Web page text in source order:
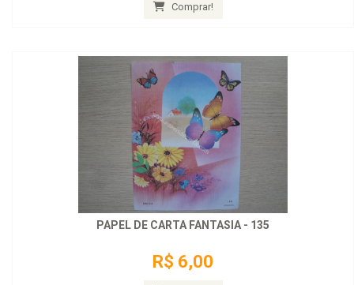
Comprar!
PAPEL DE CARTA FANTASIA - 135
R$ 6,00